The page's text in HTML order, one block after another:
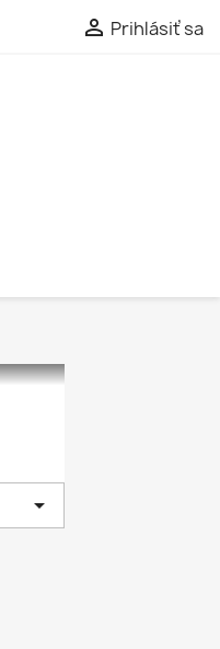
 Prihlásiť sa
